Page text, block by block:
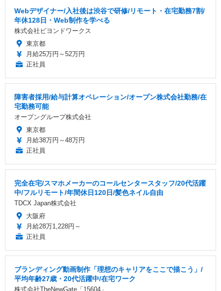
Webデザイナー/入社後は渋谷で研修/リモート・在宅勤務7割/
年休128日・Web制作を学べる
株式会社ビヨンドワークス
東京都
月給25万円～52万円
正社員
障害者採用/給与計算オペレーション/オープン株式会社勤務/在
宅勤務可能
オープングループ株式会社
東京都
月給38万円～48万円
正社員
完全在宅/スマホメーカーのコールセンタースタッフ/20代活躍
中/フルリモート/年間休日120日/髪色ネイル自由
TDCX Japan株式会社
大阪府
月給28万1,228円～
正社員
ブランディング動画制作「理想のキャリアをここで描こう」/
平均年齢27歳・20代活躍中/在宅ワーク
株式会社TheNewGate「15604」